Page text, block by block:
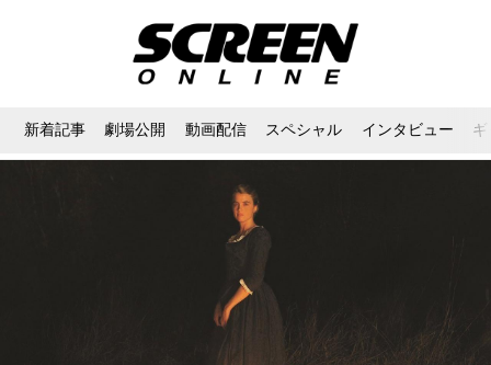
新着記事 劇場公開 動画配信 スペシャル インタビュー